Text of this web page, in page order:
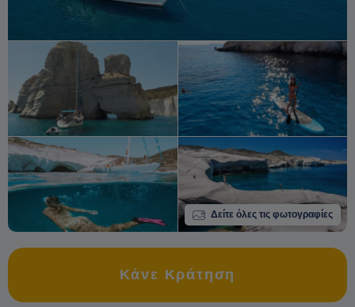
Δείτε όλες τις φωτογραφίες
Κάνε Κράτηση